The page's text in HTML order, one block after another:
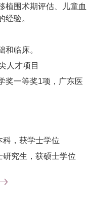
植围术期评估、儿童血
经验。
和临床。
人才项目
奖一等奖1项，广东医
科，获学士学位
究生，获硕士学位
院儿科工作至今，现